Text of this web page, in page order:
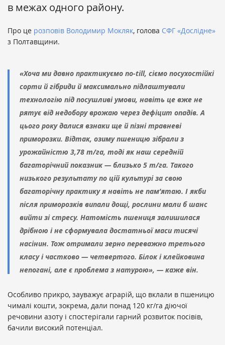
в межах одного району.
Про це розповів Володимир Мокляк, голова СФГ «Дослідне»
з Полтавщини.
«Хоча ми давно практикуємо no-till, сіємо посухостійкі
сорти й гібриди й максимально підлаштували
технологію під посушливі умови, навіть це вже не
рятує від недобору врожаю через дефіцит опадів. А
цього року далися взнаки ще й пізні травневі
приморозки. Відтак, озиму пшеницю зібрали з
урожайністю 3,78 т/га, тоді як наш середній
багаторічний показник — близько 5 т/га. Такого
низького результату по цій культурі за свою
багаторічну практику я навіть не пам’ятаю. І якби
після приморозків випали дощі, рослини мали б шанс
вийти зі стресу. Натомість пшениця залишилася
дрібною і не сформувала достатньої маси тисячі
насінин. Тож отримали зерно переважно третього
класу і частково — четвертого. Білок і клейковина
непогані, але є проблема з натурою», — каже він.
Особливо прикро, зауважує аграрій, що вклали в пшеницю
чималі кошти, зокрема, дали понад 120 кг/га діючої
речовини азоту і спостерігали гарний розвиток посівів,
бачили високий потенціал.